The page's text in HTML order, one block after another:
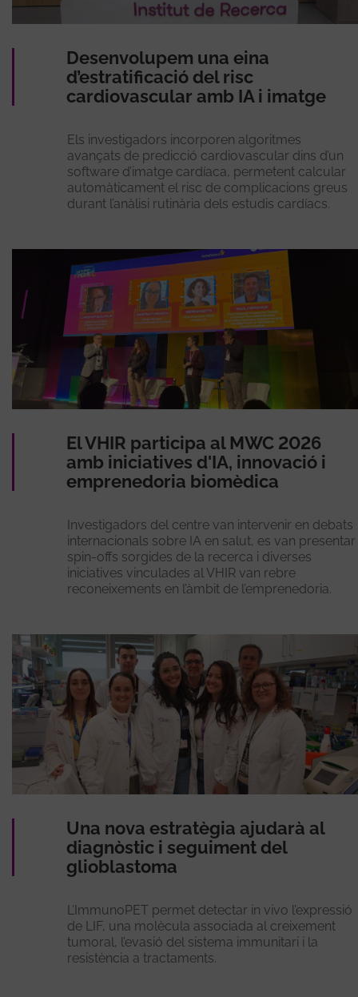
Desenvolupem una eina
d’estratificació del risc
cardiovascular amb IA i imatge
Els investigadors incorporen algoritmes
avançats de predicció cardiovascular dins d’un
software d’imatge cardíaca, permetent calcular
automàticament el risc de complicacions greus
durant l’anàlisi rutinària dels estudis cardíacs.
El VHIR participa al MWC 2026
amb iniciatives d'IA, innovació i
emprenedoria biomèdica
Investigadors del centre van intervenir en debats
internacionals sobre IA en salut, es van presentar
spin-offs sorgides de la recerca i diverses
iniciatives vinculades al VHIR van rebre
reconeixements en l’àmbit de l’emprenedoria.
Una nova estratègia ajudarà al
diagnòstic i seguiment del
glioblastoma
L’ImmunoPET permet detectar in vivo l’expressió
de LIF, una molècula associada al creixement
tumoral, l’evasió del sistema immunitari i la
resistència a tractaments.